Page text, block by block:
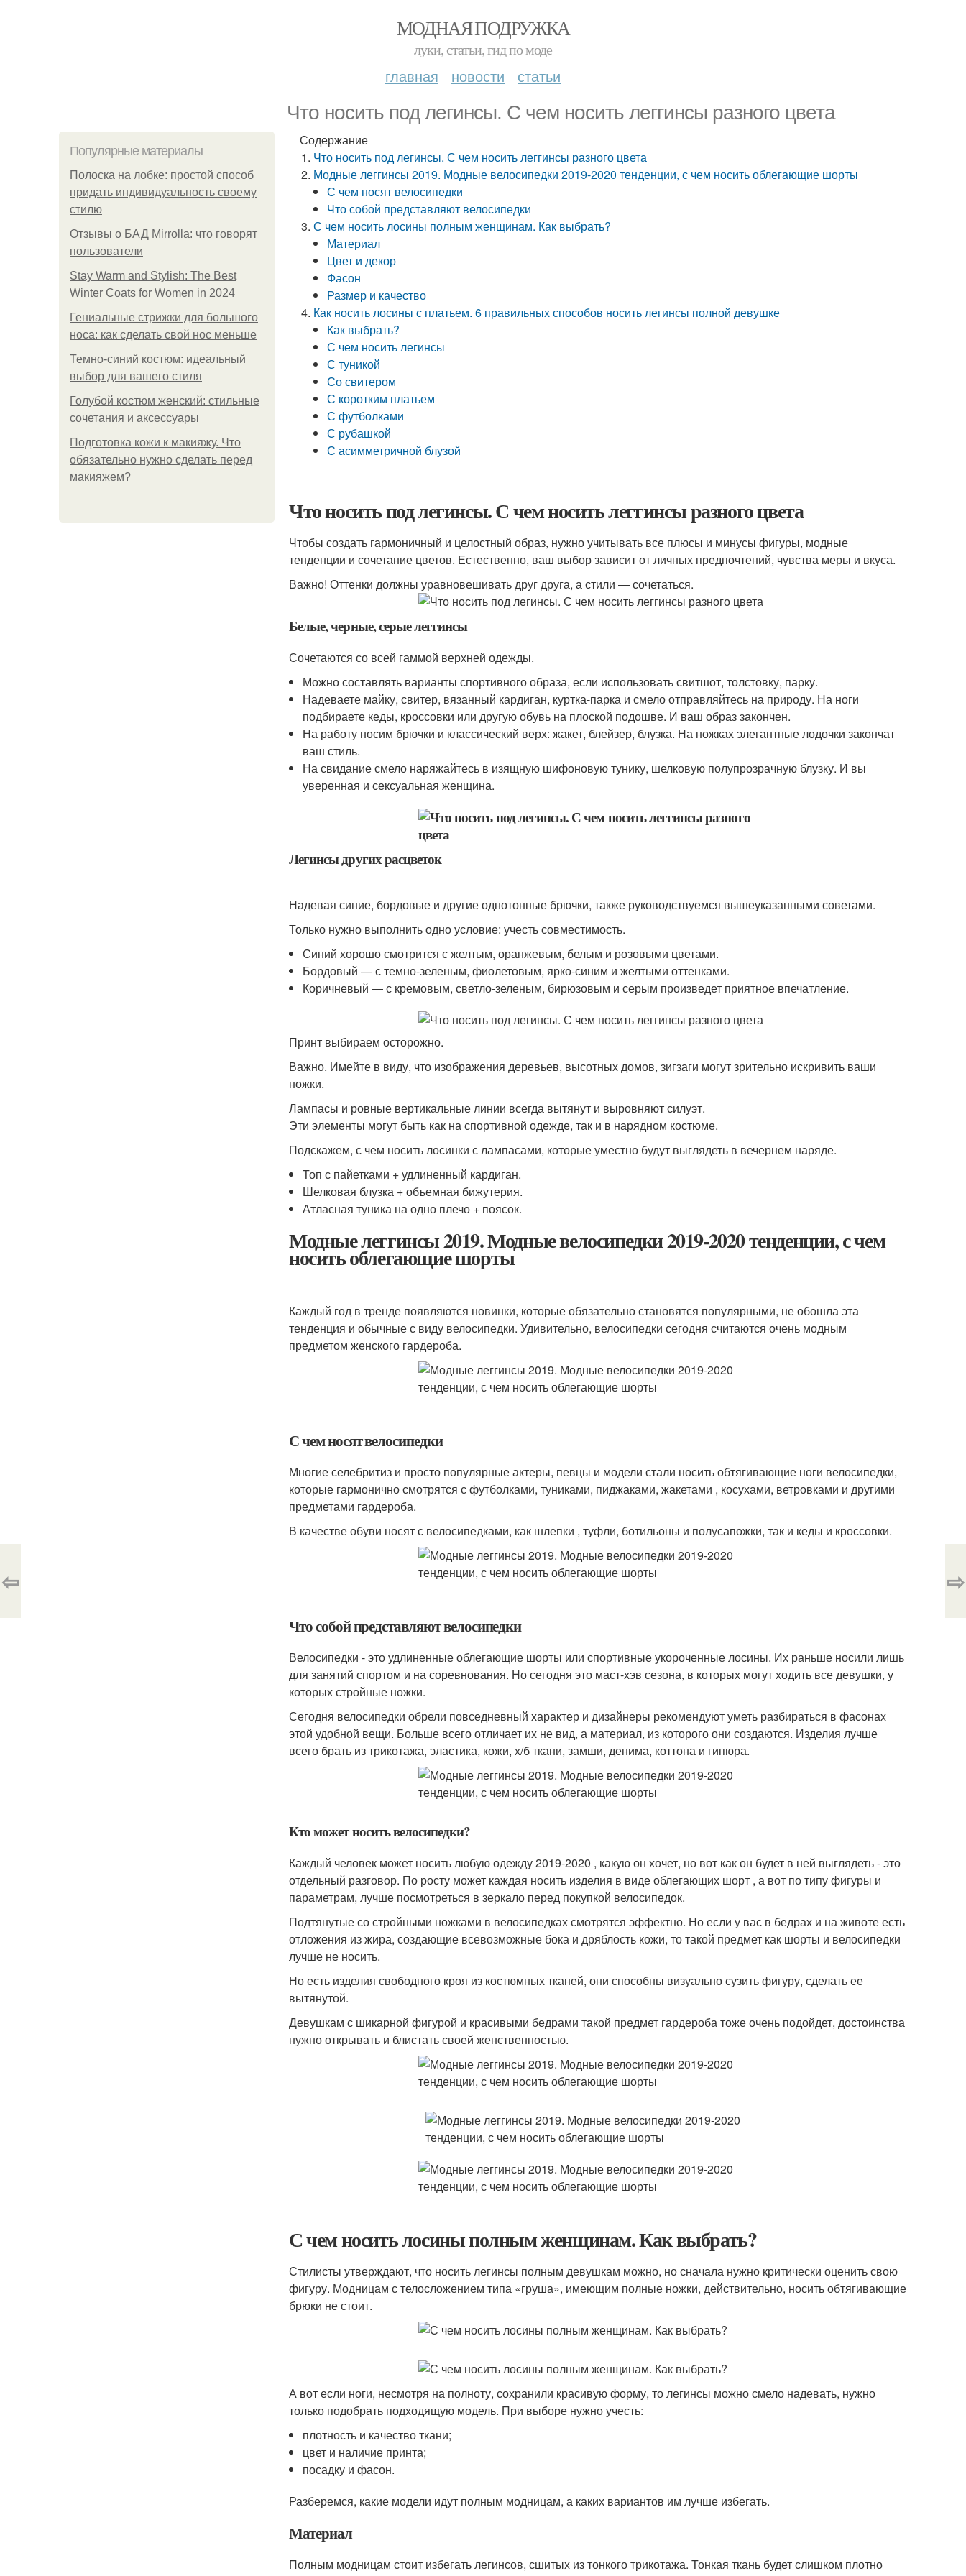
МОДНАЯ ПОДРУЖКА
луки, статьи, гид по моде
главная новости статьи
Что носить под легинсы. С чем носить леггинсы разного цвета
Популярные материалы
Полоска на лобке: простой способ
придать индивидуальность своему
стилю
Отзывы о БАД Mirrolla: что говорят
пользователи
Stay Warm and Stylish: The Best
Winter Coats for Women in 2024
Гениальные стрижки для большого
носа: как сделать свой нос меньше
Темно-синий костюм: идеальный
выбор для вашего стиля
Голубой костюм женский: стильные
сочетания и аксессуары
Подготовка кожи к макияжу. Что
обязательно нужно сделать перед
макияжем?
Содержание
Что носить под легинсы. С чем носить леггинсы разного цвета
Модные леггинсы 2019. Модные велосипедки 2019-2020 тенденции, с чем носить облегающие шорты
С чем носят велосипедки
Что собой представляют велосипедки
С чем носить лосины полным женщинам. Как выбрать?
Материал
Цвет и декор
Фасон
Размер и качество
Как носить лосины с платьем. 6 правильных способов носить легинсы полной девушке
Как выбрать?
С чем носить легинсы
С туникой
Со свитером
С коротким платьем
С футболками
С рубашкой
С асимметричной блузой
Что носить под легинсы. С чем носить леггинсы разного цвета
Чтобы создать гармоничный и целостный образ, нужно учитывать все плюсы и минусы фигуры, модные
тенденции и сочетание цветов. Естественно, ваш выбор зависит от личных предпочтений, чувства меры и вкуса.
Важно! Оттенки должны уравновешивать друг друга, а стили — сочетаться.
Белые, черные, серые леггинсы
Сочетаются со всей гаммой верхней одежды.
Можно составлять варианты спортивного образа, если использовать свитшот, толстовку, парку.
Надеваете майку, свитер, вязанный кардиган, куртка-парка и смело отправляйтесь на природу. На ноги
подбираете кеды, кроссовки или другую обувь на плоской подошве. И ваш образ закончен.
На работу носим брючки и классический верх: жакет, блейзер, блузка. На ножках элегантные лодочки закончат
ваш стиль.
На свидание смело наряжайтесь в изящную шифоновую тунику, шелковую полупрозрачную блузку. И вы
уверенная и сексуальная женщина.
Легинсы других расцветок
Надевая синие, бордовые и другие однотонные брючки, также руководствуемся вышеуказанными советами.
Только нужно выполнить одно условие: учесть совместимость.
Синий хорошо смотрится с желтым, оранжевым, белым и розовыми цветами.
Бордовый — с темно-зеленым, фиолетовым, ярко-синим и желтыми оттенками.
Коричневый — с кремовым, светло-зеленым, бирюзовым и серым произведет приятное впечатление.
Принт выбираем осторожно.
Важно. Имейте в виду, что изображения деревьев, высотных домов, зигзаги могут зрительно искривить ваши
ножки.
Лампасы и ровные вертикальные линии всегда вытянут и выровняют силуэт.
Эти элементы могут быть как на спортивной одежде, так и в нарядном костюме.
Подскажем, с чем носить лосинки с лампасами, которые уместно будут выглядеть в вечернем наряде.
Топ с пайетками + удлиненный кардиган.
Шелковая блузка + объемная бижутерия.
Атласная туника на одно плечо + поясок.
Модные леггинсы 2019. Модные велосипедки 2019-2020 тенденции, с чем
носить облегающие шорты
Каждый год в тренде появляются новинки, которые обязательно становятся популярными, не обошла эта
тенденция и обычные с виду велосипедки. Удивительно, велосипедки сегодня считаются очень модным
предметом женского гардероба.
С чем носят велосипедки
Многие селебритиз и просто популярные актеры, певцы и модели стали носить обтягивающие ноги велосипедки,
которые гармонично смотрятся с футболками, туниками, пиджаками, жакетами , косухами, ветровками и другими
предметами гардероба.
В качестве обуви носят с велосипедками, как шлепки , туфли, ботильоны и полусапожки, так и кеды и кроссовки.
Что собой представляют велосипедки
Велосипедки - это удлиненные облегающие шорты или спортивные укороченные лосины. Их раньше носили лишь
для занятий спортом и на соревнования. Но сегодня это маст-хэв сезона, в которых могут ходить все девушки, у
которых стройные ножки.
Сегодня велосипедки обрели повседневный характер и дизайнеры рекомендуют уметь разбираться в фасонах
этой удобной вещи. Больше всего отличает их не вид, а материал, из которого они создаются. Изделия лучше
всего брать из трикотажа, эластика, кожи, х/б ткани, замши, денима, коттона и гипюра.
Кто может носить велосипедки?
Каждый человек может носить любую одежду 2019-2020 , какую он хочет, но вот как он будет в ней выглядеть - это
отдельный разговор. По росту может каждая носить изделия в виде облегающих шорт , а вот по типу фигуры и
параметрам, лучше посмотреться в зеркало перед покупкой велосипедок.
Подтянутые со стройными ножками в велосипедках смотрятся эффектно. Но если у вас в бедрах и на животе есть
отложения из жира, создающие всевозможные бока и дряблость кожи, то такой предмет как шорты и велосипедки
лучше не носить.
Но есть изделия свободного кроя из костюмных тканей, они способны визуально сузить фигуру, сделать ее
вытянутой.
Девушкам с шикарной фигурой и красивыми бедрами такой предмет гардероба тоже очень подойдет, достоинства
нужно открывать и блистать своей женственностью.
С чем носить лосины полным женщинам. Как выбрать?
Стилисты утверждают, что носить легинсы полным девушкам можно, но сначала нужно критически оценить свою
фигуру. Модницам с телосложением типа «груша», имеющим полные ножки, действительно, носить обтягивающие
брюки не стоит.
А вот если ноги, несмотря на полноту, сохранили красивую форму, то легинсы можно смело надевать, нужно
только подобрать подходящую модель. При выборе нужно учесть:
плотность и качество ткани;
цвет и наличие принта;
посадку и фасон.
Разберемся, какие модели идут полным модницам, а каких вариантов им лучше избегать.
Материал
Полным модницам стоит избегать легинсов, сшитых из тонкого трикотажа. Тонкая ткань будет слишком плотно
⇦ ⇨